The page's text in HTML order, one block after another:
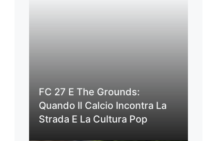
FC 27 E The Grounds:
Quando Il Calcio Incontra La
Strada E La Cultura Pop